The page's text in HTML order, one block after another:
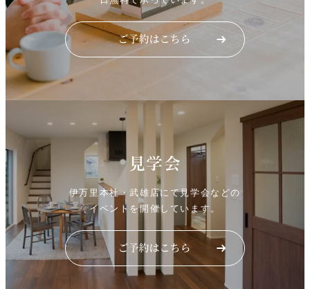
見学会
伊万里本社・武雄店にて見学会などの
イベントを開催しています。